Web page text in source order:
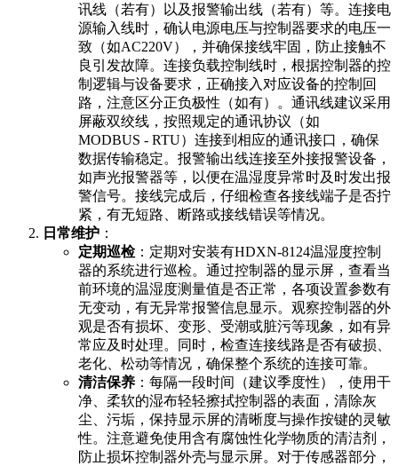
讯线（若有）以及报警输出线（若有）等。连接电
源输入线时，确认电源电压与控制器要求的电压一
致（如AC220V），并确保接线牢固，防止接触不
良引发故障。连接负载控制线时，根据控制器的控
制逻辑与设备要求，正确接入对应设备的控制回
路，注意区分正负极性（如有）。通讯线建议采用
屏蔽双绞线，按照规定的通讯协议（如
MODBUS - RTU）连接到相应的通讯接口，确保
数据传输稳定。报警输出线连接至外接报警设备，
如声光报警器等，以便在温湿度异常时及时发出报
警信号。接线完成后，仔细检查各接线端子是否拧
紧，有无短路、断路或接线错误等情况。
日常维护 ：
定期巡检：定期对安装有HDXN-8124温湿度控制
器的系统进行巡检。通过控制器的显示屏，查看当
前环境的温湿度测量值是否正常，各项设置参数有
无变动，有无异常报警信息显示。观察控制器的外
观是否有损坏、变形、受潮或脏污等现象，如有异
常应及时处理。同时，检查连接线路是否有破损、
老化、松动等情况，确保整个系统的连接可靠。
清洁保养 ：每隔一段时间（建议季度性），使用干
净、柔软的湿布轻轻擦拭控制器的表面，清除灰
尘、污垢，保持显示屏的清晰度与操作按键的灵敏
性。注意避免使用含有腐蚀性化学物质的清洁剂，
防止损坏控制器外壳与显示屏。对于传感器部分，